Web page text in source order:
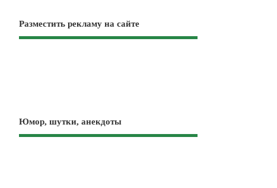
Разместить рекламу на сайте
Юмор, шутки, анекдоты